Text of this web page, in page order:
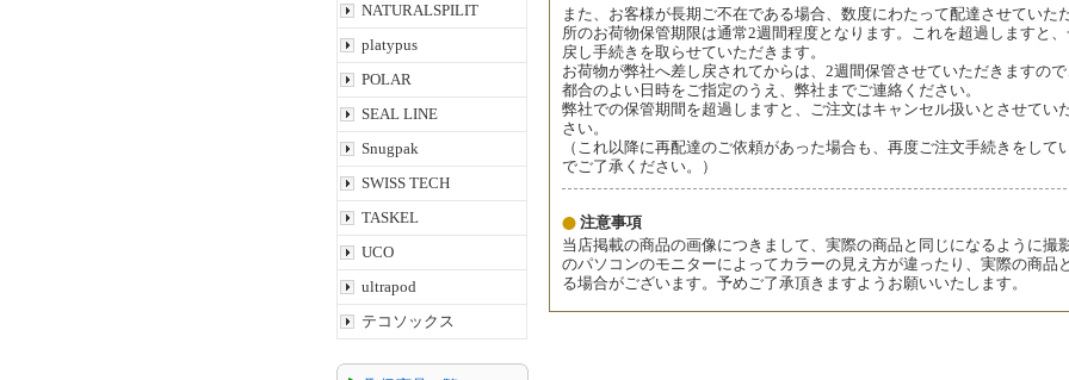
NATURALSPILIT
platypus
POLAR
SEAL LINE
Snugpak
SWISS TECH
TASKEL
UCO
ultrapod
テコソックス
また、お客様が長期ご不在である場合、数度にわたって配達させていた
所のお荷物保管期限は通常2週間程度となります。これを超過しますと
戻し手続きを取らせていただきます。
お荷物が弊社へ差し戻されてからは、2週間保管させていただきますの
都合のよい日時をご指定のうえ、弊社までご連絡ください。
弊社での保管期間を超過しますと、ご注文はキャンセル扱いとさせてい
さい。
（これ以降に再配達のご依頼があった場合も、再度ご注文手続きをして
でご了承ください。）
注意事項
当店掲載の商品の画像につきまして、実際の商品と同じになるように撮
のパソコンのモニターによってカラーの見え方が違ったり、実際の商品
る場合がございます。予めご了承頂きますようお願いいたします。